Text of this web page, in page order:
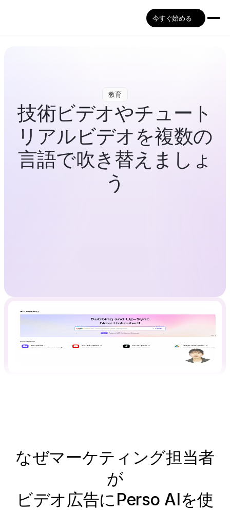
今すぐ始める
教育
技術ビデオやチュート
リアルビデオを複数の
言語で吹き替えましょ
う
製品ガイド、ハウツービデオ、ソフトウェア
なぜマーケティング担当者
が
ビデオ広告にPerso AIを使